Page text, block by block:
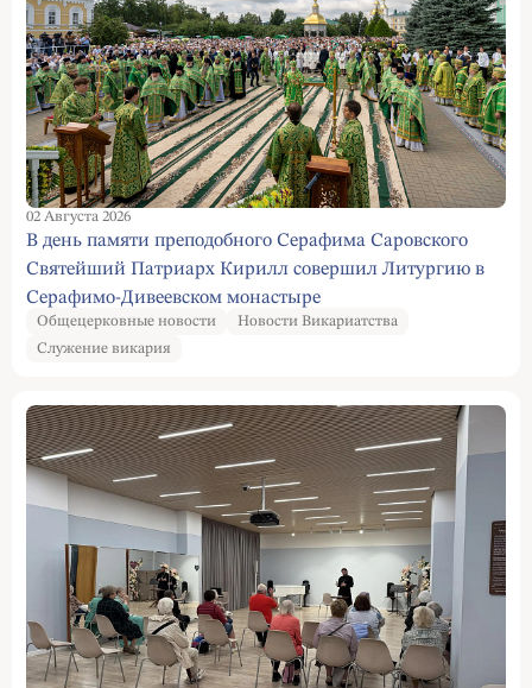
02 Августа 2026
В день памяти преподобного Серафима Саровского
Святейший Патриарх Кирилл совершил Литургию в
Серафимо-Дивеевском монастыре
Общецерковные новости
Новости Викариатства
Служение викария